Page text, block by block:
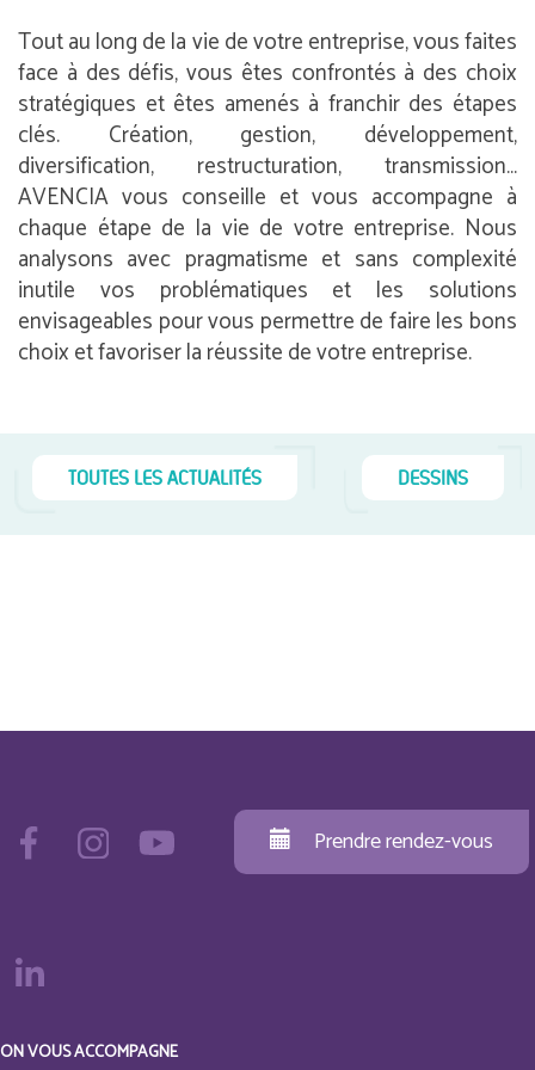
Tout au long de la vie de votre entreprise, vous faites
face à des défis, vous êtes confrontés à des choix
stratégiques et êtes amenés à franchir des étapes
clés. Création, gestion, développement,
diversification, restructuration, transmission…
AVENCIA vous conseille et vous accompagne à
chaque étape de la vie de votre entreprise. Nous
analysons avec pragmatisme et sans complexité
inutile vos problématiques et les solutions
envisageables pour vous permettre de faire les bons
choix et favoriser la réussite de votre entreprise.
TOUTES LES ACTUALITÉS DESSINS
Prendre rendez-vous
ON VOUS ACCOMPAGNE